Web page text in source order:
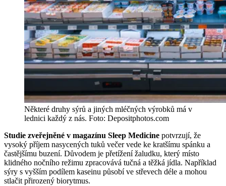
Některé druhy sýrů a jiných mléčných výrobků má v
lednici každý z nás. Foto: Depositphotos.com
Studie zveřejněné v magazínu Sleep Medicine potvrzují, že
vysoký příjem nasycených tuků večer vede ke kratšímu spánku a
častějšímu buzení. Důvodem je přetížení žaludku, který místo
klidného nočního režimu zpracovává tučná a těžká jídla. Například
sýry s vyšším podílem kaseinu působí ve střevech déle a mohou
stlačit přirozený biorytmus.